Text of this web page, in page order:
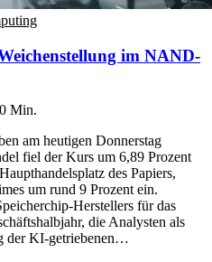
im NAND-
Min.
am heutigen Donnerstag
fiel der Kurs um 6,89 Prozent
des Papiers,
um rund 9 Prozent ein.
Herstellers für das
die Analysten als
der KI-getriebenen…